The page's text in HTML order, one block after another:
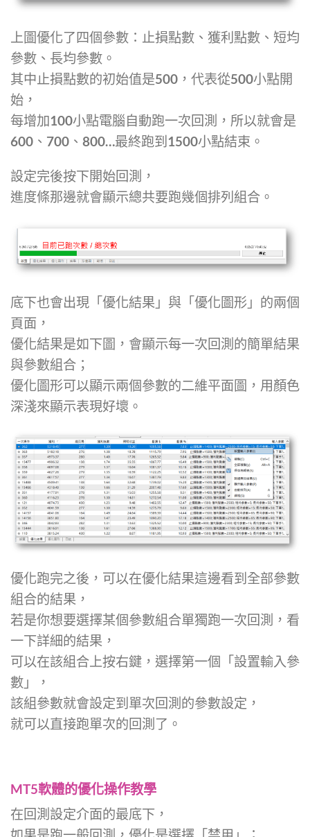
上圖優化了四個參數：止損點數、獲利點數、短均
參數、長均參數。
其中止損點數的初始值是500，代表從500小點開
始，
每增加100小點電腦自動跑一次回測，所以就會是
600、700、800…最終跑到1500小點結束。
設定完後按下開始回測，
進度條那邊就會顯示總共要跑幾個排列組合。
底下也會出現「優化結果」與「優化圖形」的兩個
頁面，
優化結果是如下圖，會顯示每一次回測的簡單結果
與參數組合；
優化圖形可以顯示兩個參數的二維平面圖，用顏色
深淺來顯示表現好壞。
優化跑完之後，可以在優化結果這邊看到全部參數
組合的結果，
若是你想要選擇某個參數組合單獨跑一次回測，看
一下詳細的結果，
可以在該組合上按右鍵，選擇第一個「設置輸入參
數」，
該組參數就會設定到單次回測的參數設定，
就可以直接跑單次的回測了。
MT5軟體的優化操作教學
在回測設定介面的最底下，